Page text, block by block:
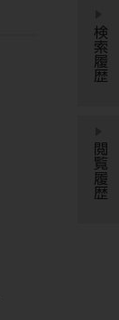
検索履歴
閲覧履歴